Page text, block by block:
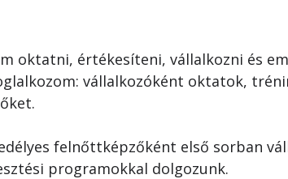
oktatni, értékesíteni, vállalkozni és
vállalkozóként oktatok,
felnőttképzőként első sorban
programokkal dolgozunk.